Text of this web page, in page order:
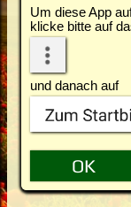
Um diese App
klicke bitte auf
und danach auf